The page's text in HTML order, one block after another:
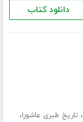
دانلود کتاب
، تاریخ طبری عاشورا،